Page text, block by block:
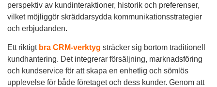
perspektiv av kundinteraktioner, historik och preferenser,
vilket möjliggör skräddarsydda kommunikationsstrategier
och erbjudanden.
Ett riktigt bra CRM-verktyg sträcker sig bortom traditionell
kundhantering. Det integrerar försäljning, marknadsföring
och kundservice för att skapa en enhetlig och sömlös
upplevelse för både företaget och dess kunder. Genom att